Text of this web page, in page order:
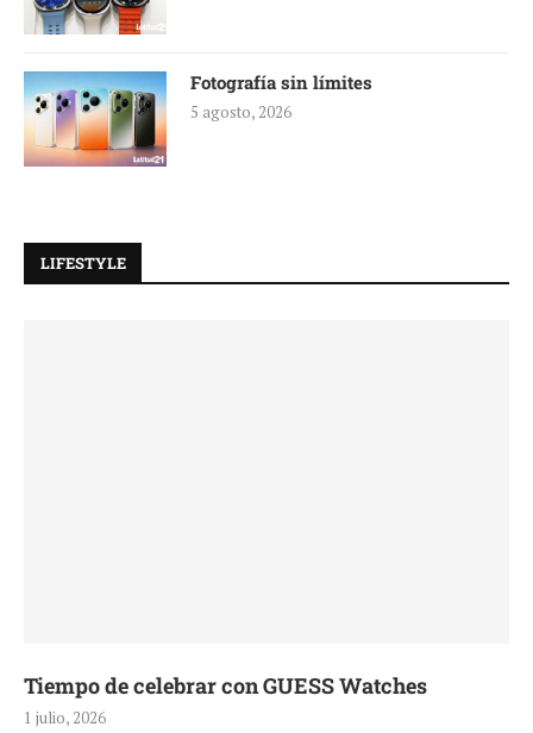
Fotografía sin límites
5 agosto, 2026
LIFESTYLE
Tiempo de celebrar con GUESS Watches
1 julio, 2026